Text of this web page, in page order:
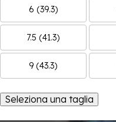
6 (39.3)
7.5 (41.3)
9 (43.3)
Seleziona una taglia